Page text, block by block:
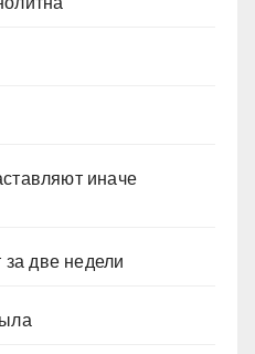
иначе
за две недели